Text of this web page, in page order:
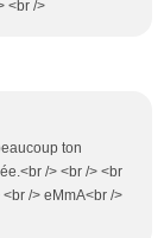
<br />
ton
/> <br /> <br
/> eMmA<br />